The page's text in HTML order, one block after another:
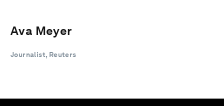
Ava Meyer
Journalist, Reuters